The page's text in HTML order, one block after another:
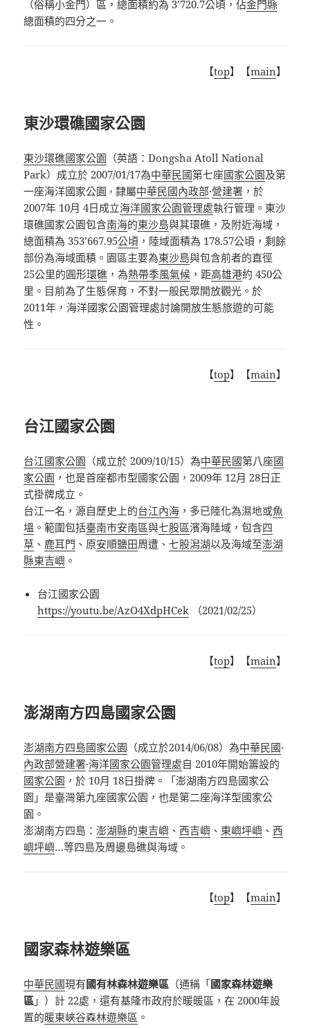
（俗稱小金門）區，總面積約為 3’720.7公頃，佔金門縣
總面積的四分之一 。
【top】【main】
東沙環礁國家公園
東沙環礁國家公園 （英語：Dongsha Atoll National
Park） 成立於2007/01/17為中華民國第七座國家公園及第
一座海洋國家公園 ，隸屬中華民國內政部·營建署 ，於
2007年 10月 4日成立海洋國家公園管理處執行管理 。東沙
環礁國家公園包含南海的東沙島與其環礁，及附近海域，
總面積為 353’667.95公頃 ，陸域面積為 178.57公頃，剩餘
部份為海域面積 。園區主要為東沙島與包含前者的直徑
25公里的圓形環礁 ，為熱帶季風氣候 ，距高雄港約 450公
里 。目前為了生態保育，不對一般民眾開放觀光 。於
2011年，海洋國家公園管理處討論開放生態旅遊的可能
性 。
【top】【main】
台江國家公園
台江國家公園 （成立於2009/10/15）為中華民國第八座國
家公園 ，也是首座都市型國家公園，2009年 12月 28日正
式掛牌成立。
台江一名，源自歷史上的台江內海 ，多已陸化為濕地或魚
塭 。範圍包括臺南市安南區與七股區濱海陸域，包含四
草 、 鹿耳門 、原安順鹽田周遭、 七股潟湖以及海域至澎湖
縣東吉嶼 。
台江國家公園
https://youtu.be/AzO4XdpHCek
（2021/02/25）
【top】【main】
澎湖南方四島國家公園
澎湖南方四島國家公園 （成立於2014/06/08）為中華民國·
內政部營建署·海洋國家公園管理處自 2010年開始籌設的
國家公園 ，於 10月 18日掛牌。「澎湖南方四島國家公
園」是臺灣第九座國家公園，也是第二座海洋型國家公
園。
澎湖南方四島：澎湖縣的東吉嶼 、西吉嶼 、 東嶼坪嶼 、西
嶼坪嶼…等四島及周邊島礁與海域。
【top】【main】
國家森林遊樂區
中華民國現有國有林森林遊樂區 （通稱「國家森林遊樂
區 」）計 22處，還有基隆市政府於暖暖區，在 2000年設
置的暖東峽谷森林遊樂區 。